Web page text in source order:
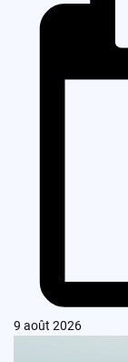
9 août 2026